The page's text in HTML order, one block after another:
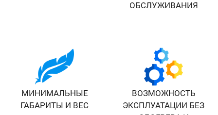
ОБСЛУЖИВАНИЯ
МИНИМАЛЬНЫЕ
ГАБАРИТЫ И ВЕС
ВОЗМОЖНОСТЬ
ЭКСПЛУАТАЦИИ БЕЗ